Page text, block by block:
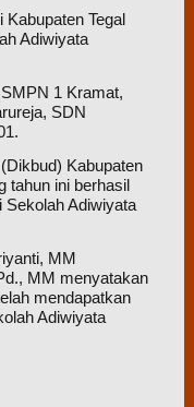
Tegal
Adiwiyata
1 Kramat,
SDN
Kabupaten
tahun ini berhasil
Sekolah Adiwiyata
MM
MM menyatakan
mendapatkan
Adiwiyata